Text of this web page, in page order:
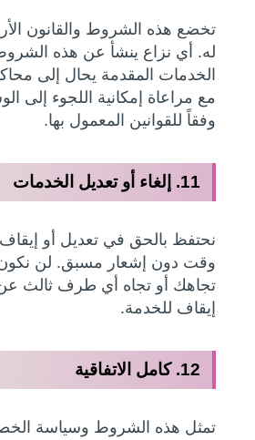
تخضع هذه الشروط والقانون
له. أي نزاع ينشأ عن هذه
الخدمات المقدمة يحال إلى
مع مراعاة إمكانية اللجوء إلى
وفقاً للقوانين المعمول بها.
11. إلغاء أو تعديل الخدمات
نحتفظ بالحق في تعديل أو
وقت دون إشعار مسبق. لن
تجاهك أو تجاه أي طرف ثالث
إيقاف للخدمة.
12. كامل الاتفاقية
تمثل هذه الشروط وسياسة